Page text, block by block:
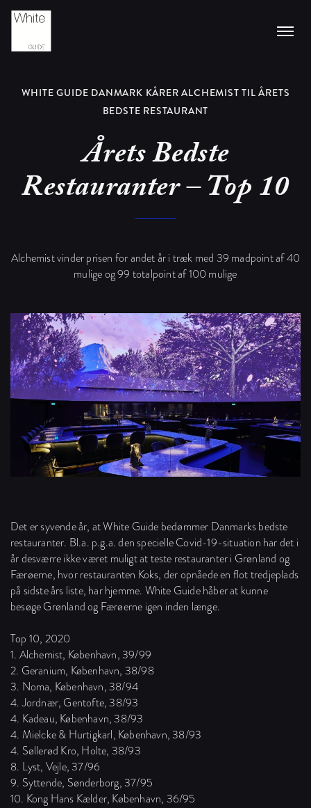
WHITE GUIDE DANMARK KÅRER ALCHEMIST TIL ÅRETS
BEDSTE RESTAURANT
Årets Bedste
Restauranter – Top 10
Alchemist vinder prisen for andet år i træk med 39 madpoint af 40
mulige og 99 totalpoint af 100 mulige
Det er syvende år, at White Guide bedømmer Danmarks bedste
restauranter. Bl.a. p.g.a. den specielle Covid-19-situation har det i
år desværre ikke været muligt at teste restauranter i Grønland og
Færøerne, hvor restauranten Koks, der opnåede en flot tredjeplads
på sidste års liste, har hjemme. White Guide håber at kunne
besøge Grønland og Færøerne igen inden længe.
Top 10, 2020
1. Alchemist, København, 39/99
2. Geranium, København, 38/98
3. Noma, København, 38/94
4. Jordnær, Gentofte, 38/93
4. Kadeau, København, 38/93
4. Mielcke & Hurtigkarl, København, 38/93
4. Søllerød Kro, Holte, 38/93
8. Lyst, Vejle, 37/96
9. Syttende, Sønderborg, 37/95
10. Kong Hans Kælder, København, 36/95